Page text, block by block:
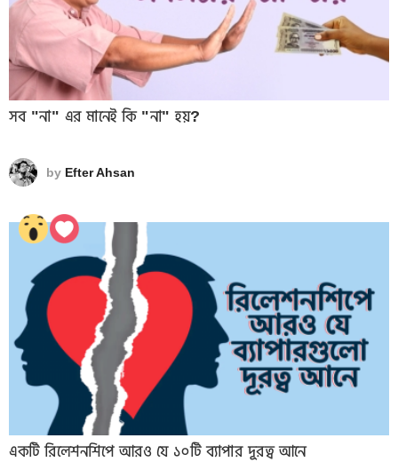
সব "না" এর মানেই কি "না" হয়?
by Efter Ahsan
একটি রিলেশনশিপে আরও যে ১০টি ব্যাপার দূরত্ব আনে